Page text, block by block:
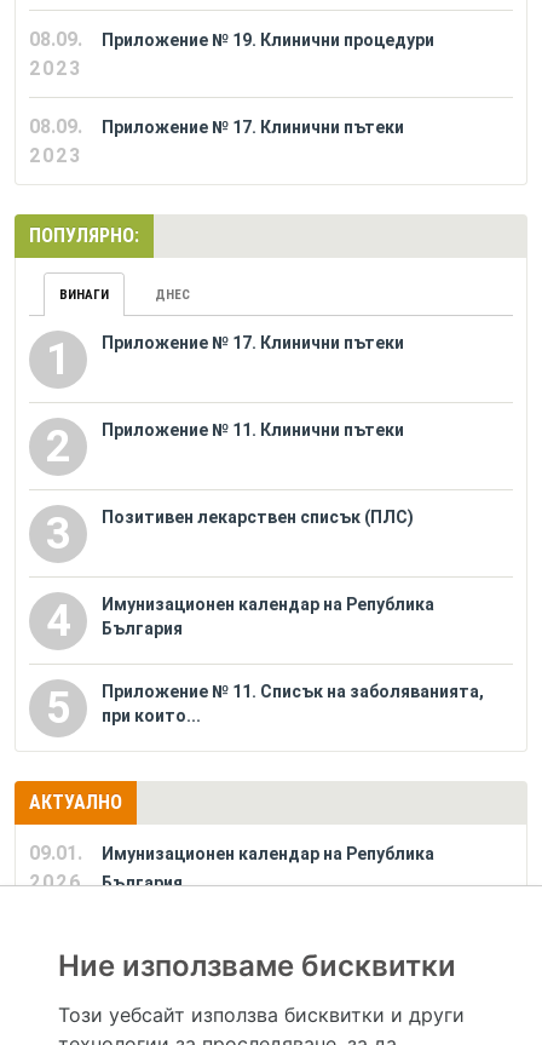
08.09.
2023
Приложение № 19. Клинични процедури
08.09.
2023
Приложение № 17. Клинични пътеки
ПОПУЛЯРНО:
ВИНАГИ ДНЕС
1 Приложение № 17. Клинични пътеки
2 Приложение № 11. Клинични пътеки
3 Позитивен лекарствен списък (ПЛС)
4
Имунизационен календар на Република
България
5
Приложение № 11. Списък на заболяванията,
при които...
АКТУАЛНО
09.01.
2026
Имунизационен календар на Република
България
Hapche.bg НЕ е медицински, зравен или сроден специалист и НЕ дава медицински
Ние използваме бисквитки
Този уебсайт използва бисквитки и други